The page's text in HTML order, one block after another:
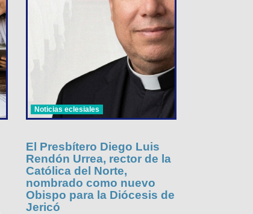
Noticias eclesiales
El Presbítero Diego Luis
Rendón Urrea, rector de la
Católica del Norte,
nombrado como nuevo
Obispo para la Diócesis de
Jericó